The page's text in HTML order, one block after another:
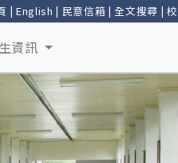
| English | 民意信箱 |全文搜尋 |
資訊